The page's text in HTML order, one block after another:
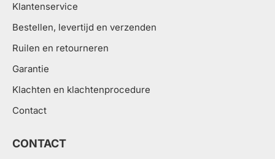
Klantenservice
Bestellen, levertijd en verzenden
Ruilen en retourneren
Garantie
Klachten en klachtenprocedure
Contact
CONTACT